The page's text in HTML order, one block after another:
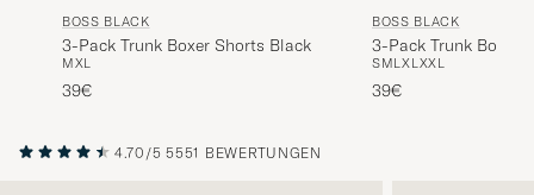
BOSS BLACK
3-Pack Trunk Boxer Shorts Black
MXL
39€
BOSS BLACK
3-Pack Trunk Boxer
Blue
SMLXLXXL
39€
4.70/5 5551 BEWERTUNGEN